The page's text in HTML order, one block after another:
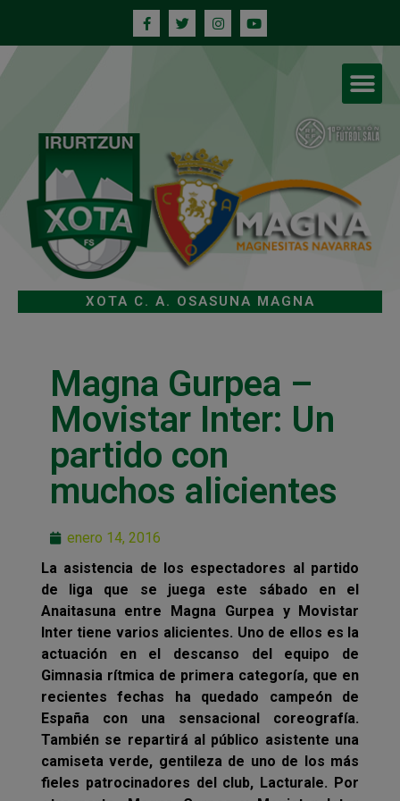
XOTA C. A. OSASUNA MAGNA
Magna Gurpea –
Movistar Inter: Un
partido con
muchos alicientes
enero 14, 2016
La asistencia de los espectadores al partido
de liga que se juega este sábado en el
Anaitasuna entre Magna Gurpea y Movistar
Inter tiene varios alicientes. Uno de ellos es la
actuación en el descanso del equipo de
Gimnasia rítmica de primera categoría, que en
recientes fechas ha quedado campeón de
España con una sensacional coreografía.
También se repartirá al público asistente una
camiseta verde, gentileza de uno de los más
fieles patrocinadores del club, Lacturale. Por